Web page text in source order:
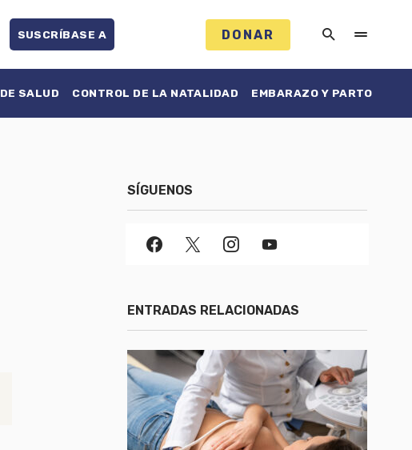
SUSCRÍBASE A DONAR
SALUD CONTROL DE LA NATALIDAD EMBARAZO Y PARTO
SÍGUENOS
ENTRADAS RELACIONADAS